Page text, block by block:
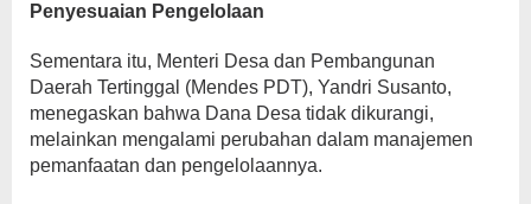
Penyesuaian Pengelolaan
Sementara itu, Menteri Desa dan Pembangunan
Daerah Tertinggal (Mendes PDT), Yandri Susanto,
menegaskan bahwa Dana Desa tidak dikurangi,
melainkan mengalami perubahan dalam manajemen
pemanfaatan dan pengelolaannya.